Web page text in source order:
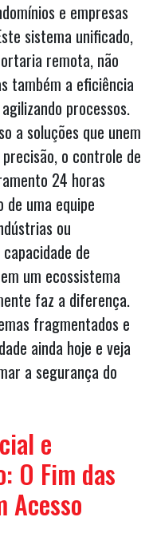
e empresas
sistema unificado,
remota, não
também a eficiência
processos.
a soluções que unem
o controle de
24 horas
uma equipe
ou
de
um ecossistema
faz a diferença.
fragmentados e
ainda hoje e veja
a segurança do
e
O Fim das
Acesso